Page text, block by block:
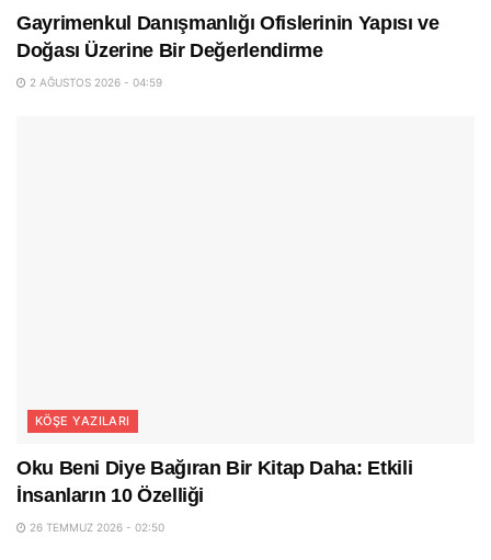
Gayrimenkul Danışmanlığı Ofislerinin Yapısı ve
Doğası Üzerine Bir Değerlendirme
2 AĞUSTOS 2026 - 04:59
KÖŞE YAZILARI
Oku Beni Diye Bağıran Bir Kitap Daha: Etkili
İnsanların 10 Özelliği
26 TEMMUZ 2026 - 02:50